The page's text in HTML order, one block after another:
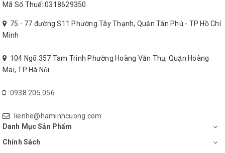
Mã Số Thuế: 0318629350
75 - 77 đường S11 Phường Tây Thạnh, Quận Tân Phú - TP Hồ Chí
Minh
104 Ngõ 357 Tam Trinh Phường Hoàng Văn Thụ, Quận Hoàng
Mai, TP Hà Nội
0938 205 056
lienhe@haminhcuong.com
Danh Mục Sản Phẩm
Chính Sách